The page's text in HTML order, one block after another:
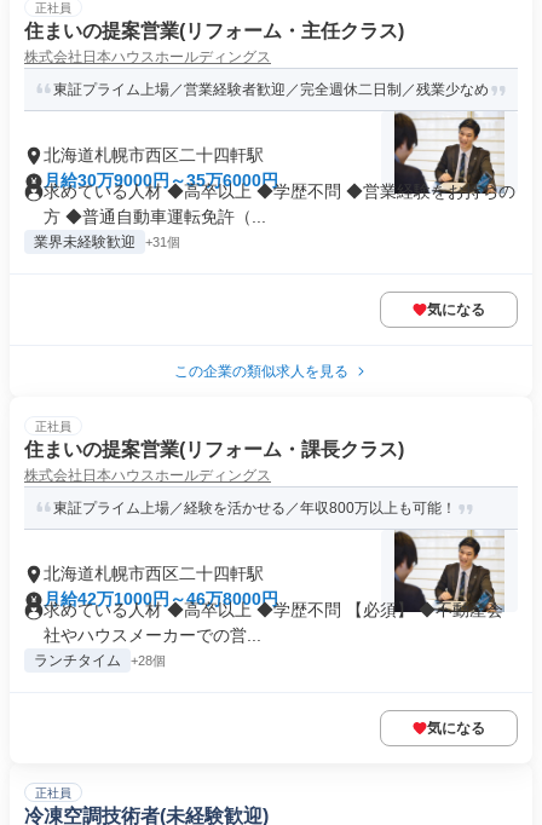
正社員
住まいの提案営業(リフォーム・主任クラス)
株式会社日本ハウスホールディングス
東証プライム上場／営業経験者歓迎／完全週休二日制／残業少なめ
北海道札幌市西区二十四軒駅
月給30万9000円～35万6000円
求めている人材 ◆高卒以上 ◆学歴不問 ◆営業経験をお持ちの
方 ◆普通自動車運転免許（...
業界未経験歓迎 +31個
気になる
この企業の類似求人を見る
正社員
住まいの提案営業(リフォーム・課長クラス)
株式会社日本ハウスホールディングス
東証プライム上場／経験を活かせる／年収800万以上も可能！
北海道札幌市西区二十四軒駅
月給42万1000円～46万8000円
求めている人材 ◆高卒以上 ◆学歴不問 【必須】 ◆不動産会
社やハウスメーカーでの営...
ランチタイム +28個
気になる
正社員
冷凍空調技術者(未経験歓迎)